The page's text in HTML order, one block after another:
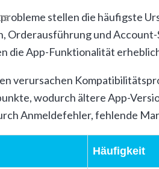
stellen die häufigste
Orderausführung und
die App-Funktionalität
verursachen
wodurch ältere App-
Anmeldefehler, fehlende
Häufigkeit